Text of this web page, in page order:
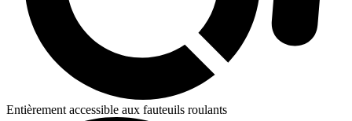
Entièrement accessible aux fauteuils roulants